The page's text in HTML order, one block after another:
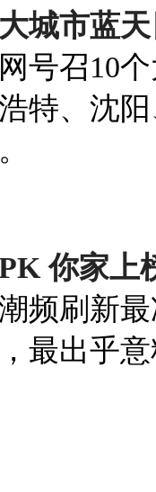
城市蓝
号召10
特、沈
你家上
频刷新
最出乎